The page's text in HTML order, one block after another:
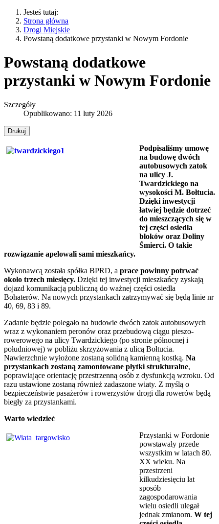
Jesteś tutaj:
Strona główna
Drogi Miejskie
Powstaną dodatkowe przystanki w Nowym Fordonie
Powstaną dodatkowe
przystanki w Nowym Fordonie
Szczegóły
Opublikowano: 11 luty 2026
Drukuj
Podpisaliśmy umowę
na budowę dwóch
autobusowych zatok
na ulicy J.
Twardzickiego na
wysokości M. Bołtucia.
Dzięki inwestycji
łatwiej będzie dotrzeć
do mieszczących się w
tej części osiedla
bloków oraz Doliny
Śmierci. O takie
rozwiązanie apelowali sami mieszkańcy.
Wykonawcą została spółka BPRD, a prace powinny potrwać
około trzech miesięcy. Dzięki tej inwestycji mieszkańcy zyskają
dojazd komunikacją publiczną do ważnej części osiedla
Bohaterów. Na nowych przystankach zatrzymywać się będą linie nr
40, 69, 83 i 89.
Zadanie będzie polegało na budowie dwóch zatok autobusowych
wraz z wykonaniem peronów oraz przebudową ciągu pieszo-
rowerowego na ulicy Twardzickiego (po stronie północnej i
południowej) w pobliżu skrzyżowania z ulicą Bołtucia.
Nawierzchnie wyłożone zostaną solidną kamienną kostką. Na
przystankach zostaną zamontowane płytki strukturalne,
poprawiające orientację przestrzenną osób z dysfunkcją wzroku. Od
razu ustawione zostaną również zadaszone wiaty. Z myślą o
bezpieczeństwie pasażerów i rowerzystów drogi dla rowerów będą
biegły za przystankami.
Warto wiedzieć
Przystanki w Fordonie
powstawały przede
wszystkim w latach 80.
XX wieku. Na
przestrzeni
kilkudziesięciu lat
sposób
zagospodarowania
wielu osiedli ulegał
jednak zmianom. W tej